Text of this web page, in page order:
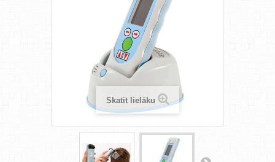
Skatīt lielāku